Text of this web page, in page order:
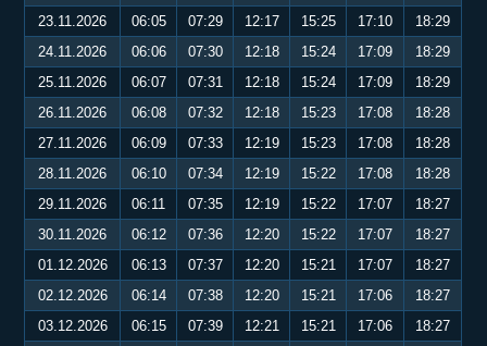
23.11.2026
06:05 07:29 12:17 15:25 17:10
18:29
24.11.2026
06:06 07:30 12:18 15:24 17:09
18:29
25.11.2026
06:07 07:31 12:18 15:24 17:09
18:29
26.11.2026
06:08 07:32 12:18 15:23 17:08
18:28
27.11.2026
06:09 07:33 12:19 15:23 17:08
18:28
28.11.2026
06:10 07:34 12:19 15:22 17:08
18:28
29.11.2026
06:11 07:35 12:19 15:22 17:07
18:27
30.11.2026
06:12 07:36 12:20 15:22 17:07
18:27
01.12.2026
06:13 07:37 12:20 15:21 17:07
18:27
02.12.2026
06:14 07:38 12:20 15:21 17:06
18:27
03.12.2026
06:15 07:39 12:21 15:21 17:06
18:27